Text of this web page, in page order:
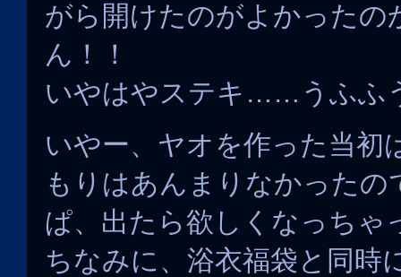
がら開けたのがよかったの
ん！！
いやはやステキ……うふふ
いやー、ヤオを作った当初
もりはあんまりなかった
ぱ、出たら欲しくなっちゃ
ちなみに、浴衣福袋と同時